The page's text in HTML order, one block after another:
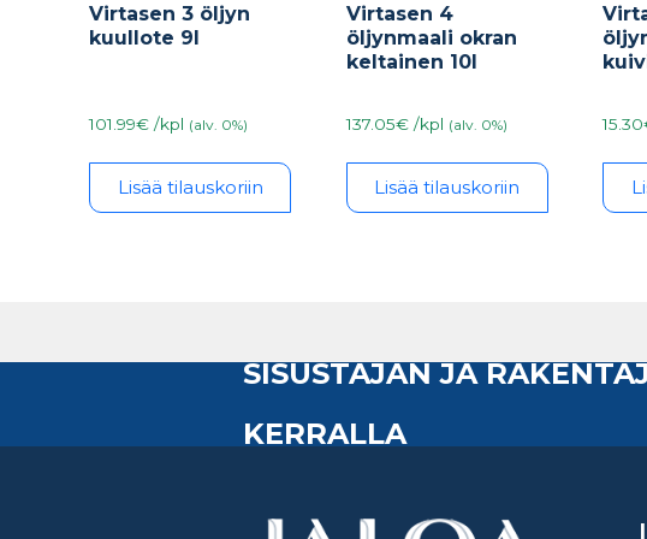
Virtasen 3 öljyn
kuullote 9l
101.99€ /kpl (alv. 0%)
Lisää tilauskoriin
Virtasen 4
öljynmaali okran
keltainen 10l
137.05€ /kpl (alv. 0%)
Lisää tilauskoriin
SISUSTAJAN JA
KERRALLA